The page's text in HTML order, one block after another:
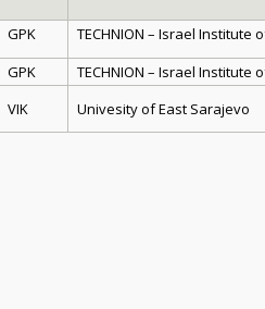
GPK TECHNION – Israel Institute
GPK TECHNION – Israel Institute
VIK Univesity of East Sarajevo